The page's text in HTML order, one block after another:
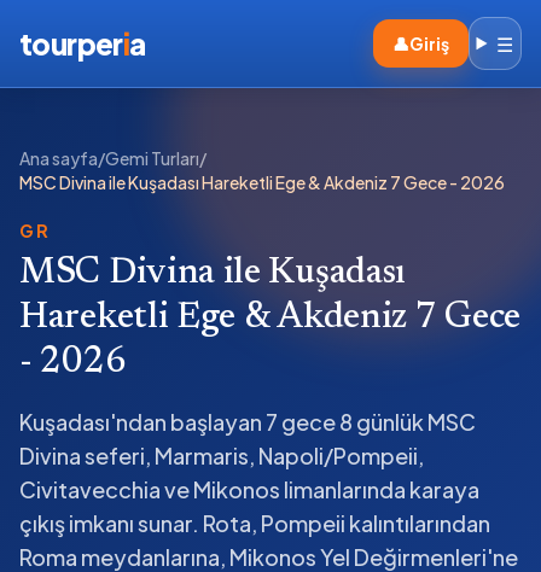
tourperia 👤Giriş ☰
Ana sayfa/Gemi Turları/
MSC Divina ile Kuşadası Hareketli Ege & Akdeniz 7 Gece - 2026
GR
MSC Divina ile Kuşadası
Hareketli Ege & Akdeniz 7 Gece
- 2026
Kuşadası'ndan başlayan 7 gece 8 günlük MSC
Divina seferi, Marmaris, Napoli/Pompeii,
Civitavecchia ve Mikonos limanlarında karaya
çıkış imkanı sunar. Rota, Pompeii kalıntılarından
Roma meydanlarına, Mikonos Yel Değirmenleri'ne